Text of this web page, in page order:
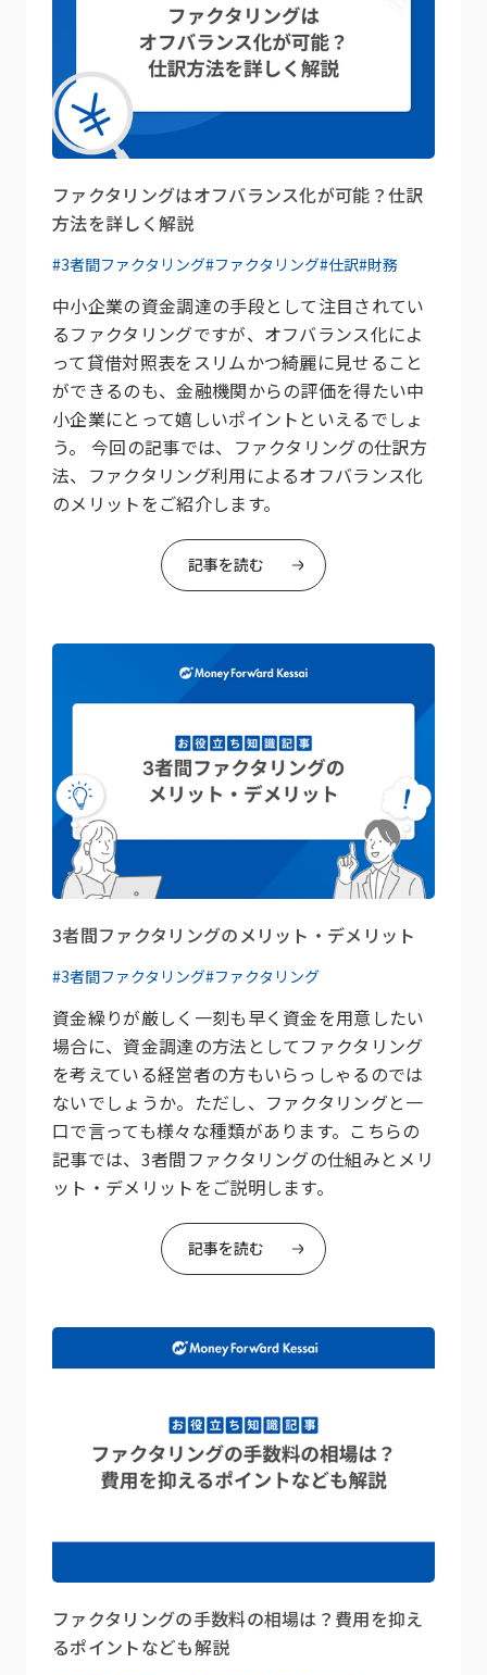
ファクタリングはオフバランス化が可能？仕訳
方法を詳しく解説
#3者間ファクタリング#ファクタリング#仕訳#財務
中小企業の資金調達の手段として注目されてい
るファクタリングですが、オフバランス化によ
って貸借対照表をスリムかつ綺麗に見せること
ができるのも、金融機関からの評価を得たい中
小企業にとって嬉しいポイントといえるでしょ
う。 今回の記事では、ファクタリングの仕訳方
法、ファクタリング利用によるオフバランス化
のメリットをご紹介します。
記事を読む
3者間ファクタリングのメリット・デメリット
#3者間ファクタリング#ファクタリング
資金繰りが厳しく一刻も早く資金を用意したい
場合に、資金調達の方法としてファクタリング
を考えている経営者の方もいらっしゃるのでは
ないでしょうか。ただし、ファクタリングと一
口で言っても様々な種類があります。こちらの
記事では、3者間ファクタリングの仕組みとメリ
ット・デメリットをご説明します。
記事を読む
ファクタリングの手数料の相場は？費用を抑え
るポイントなども解説